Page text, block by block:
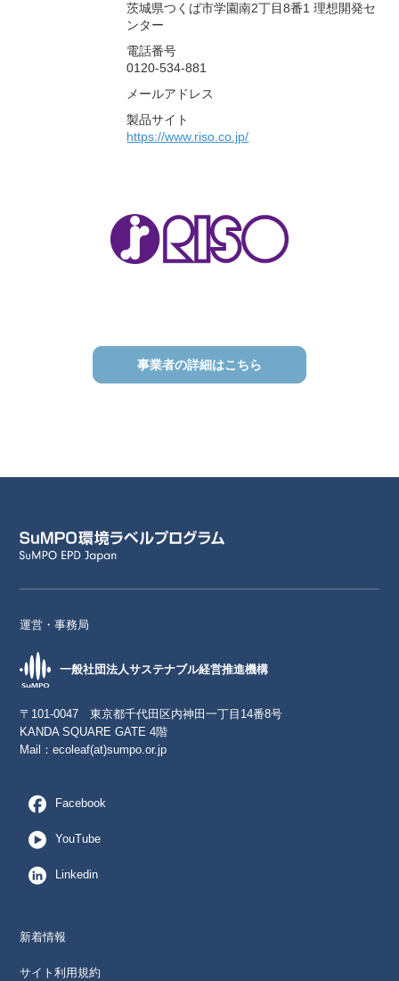
茨城県つくば市学園南2丁目8番1 理想開発セ
ンター
電話番号
0120-534-881
メールアドレス
製品サイト
https://www.riso.co.jp/
事業者の詳細はこちら
運営・事務局
一般社団法人サステナブル経営推進機構
〒101-0047 東京都千代田区内神田一丁目14番8号
KANDA SQUARE GATE 4階
Mail：ecoleaf(at)sumpo.or.jp
Facebook
YouTube
Linkedin
新着情報
サイト利用規約